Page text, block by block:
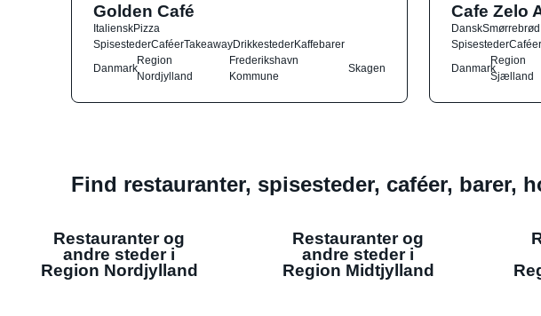
Golden Café
ItalienskPizza
SpisestederCaféerTakeawayDrikkestederKaffebarer
Danmark
Region
Nordjylland
Frederikshavn
Kommune
Skagen
Cafe Zelo
DanskSmørrebrød
SpisestederCaféer
Danmark
Region
Sjælland
Find restauranter, spisesteder, caféer, barer,
Restauranter og
andre steder i
Region Nordjylland
Restauranter og
andre steder i
Region Midtjylland